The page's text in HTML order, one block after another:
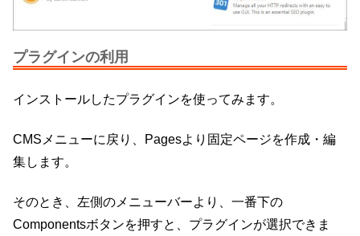
プラグインの利用
インストールしたプラグインを使ってみます。
CMSメニューに戻り、Pagesより固定ページを作成・編
集します。
そのとき、左側のメニューバーより、一番下の
Componentsボタンを押すと、プラグインが選択できま